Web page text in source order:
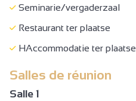
Bed 90 cm
Bed 140 cm
Bed 160 cm
Babybed
Seminarie/vergaderzaal
Restaurant ter plaatse
HAccommodatie ter plaatse
Salles de réunion
Salle 1